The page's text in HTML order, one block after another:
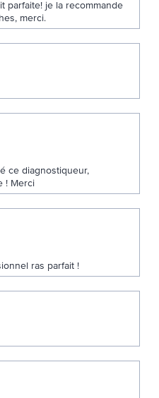
parfaite! je la recommande
merci.
ce diagnostiqueur,
! Merci
ras parfait !